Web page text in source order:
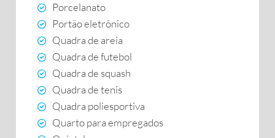
Porcelanato
Portão eletrônico
Quadra de areia
Quadra de futebol
Quadra de squash
Quadra de tenis
Quadra poliesportiva
Quarto para empregados